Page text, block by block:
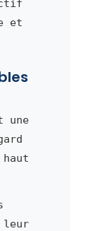
et
une
leur